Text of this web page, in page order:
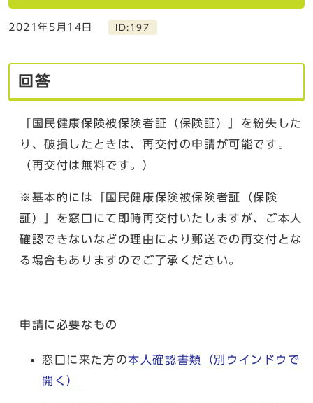
2021年5月14日 ID:197
回答
「国民健康保険被保険者証（保険証）」を紛失した
り、破損したときは、再交付の申請が可能です。
（再交付は無料です。）
※基本的には「国民健康保険被保険者証（保険
証）」を窓口にて即時再交付いたしますが、ご本人
確認できないなどの理由により郵送での再交付とな
る場合もありますのでご了承ください。
申請に必要なもの
窓口に来た方の本人確認書類
（別ウインドウで
開く）